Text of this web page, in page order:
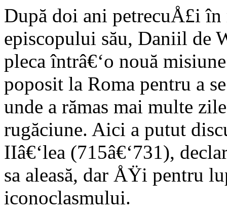
După doi ani petrecuÅ£i în
episcopului său, Daniil de
pleca întrâ€‘o nouă
poposit la Roma pentru a
unde a rămas mai multe
rugăciune. Aici a putut
IIâ€‘lea (715â€‘731),
sa aleasă, dar ÅŸi pentru
iconoclasmului.